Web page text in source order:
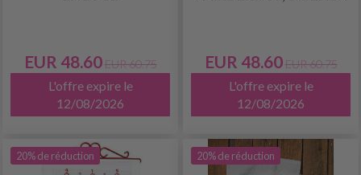
EUR 48.60 EUR 60.75
L'offre expire le
12/08/2026
EUR 48.60 EUR 60.75
L'offre expire le
12/08/2026
20% de réduction 20% de réduction